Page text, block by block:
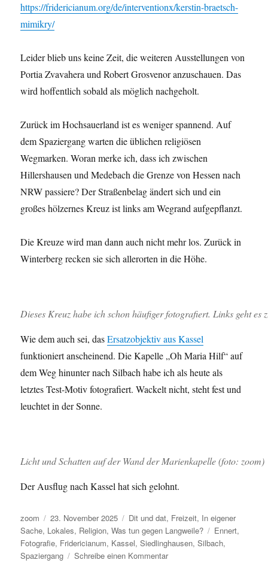
https://fridericianum.org/de/interventionx/kerstin-braetsch-
mimikry/
Leider blieb uns keine Zeit, die weiteren Ausstellungen von
Portia Zvavahera und Robert Grosvenor anzuschauen. Das
wird hoffentlich sobald als möglich nachgeholt.
Zurück im Hochsauerland ist es weniger spannend. Auf
dem Spaziergang warten die üblichen religiösen
Wegmarken. Woran merke ich, dass ich zwischen
Hillershausen und Medebach die Grenze von Hessen nach
NRW passiere? Der Straßenbelag ändert sich und ein
großes hölzernes Kreuz ist links am Wegrand aufgepflanzt.
Die Kreuze wird man dann auch nicht mehr los. Zurück in
Winterberg recken sie sich allerorten in die Höhe.
Dieses Kreuz habe ich schon häufiger fotografiert. Links geht
Wie dem auch sei, dasErsatzobjektiv aus Kassel
funktioniert anscheinend. Die Kapelle „Oh Maria Hilf“ auf
dem Weg hinunter nach Silbach habe ich als heute als
letztes Test-Motiv fotografiert. Wackelt nicht, steht fest und
leuchtet in der Sonne.
Licht und Schatten auf der Wand der Marienkapelle (foto: zoom)
Der Ausflug nach Kassel hat sich gelohnt.
Autor
zoom
Veröffentlicht
am
23. November 2025 Kategorien
Dit und dat, Freizeit, In eigener
Sache, Lokales, Religion,Was tun gegen Langweile? Schlagwörter
Ennert,
Fotografie, Fridericianum, Kassel,Siedlinghausen,Silbach,
Spaziergang
Schreibe einen Kommentarzu